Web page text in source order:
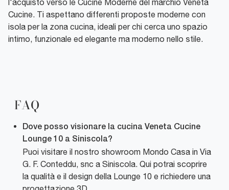
l'acquisto verso le Cucine Moderne del marchio Veneta
Cucine. Ti aspettano differenti proposte moderne con
isola per la zona cucina, ideali per chi cerca uno spazio
intimo, funzionale ed elegante ma moderno nello stile.
FAQ
Dove posso visionare la cucina Veneta Cucine
Lounge 10 a Siniscola?
Puoi visitare il nostro showroom Mondo Casa in Via
G. F. Conteddu, snc a Siniscola. Qui potrai scoprire
la qualità e il design della Lounge 10 e richiedere una